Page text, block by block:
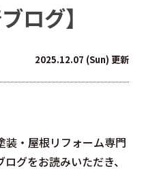
ログ】
2025.12.07 (Sun) 更新
装・屋根リフォーム専門
グをお読みいただき、